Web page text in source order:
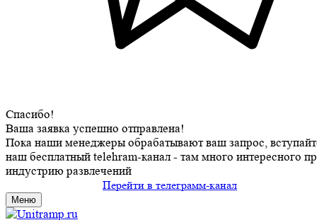
Спасибо!
Ваша заявка успешно отправлена!
Пока наши менеджеры обрабатывают ваш запрос,
наш бесплатный telehram-канал - там много интересного
индустрию развлечений
Перейти в телеграмм-канал
Меню